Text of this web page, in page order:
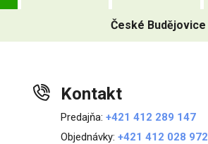
České Budějovice
Kontakt
Predajňa: +421 412 289 147
Objednávky: +421 412 028 972